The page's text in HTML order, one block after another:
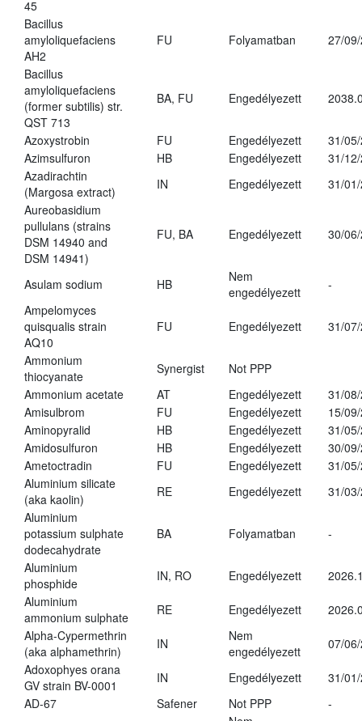
45
Bacillus
amyloliquefaciens
AH2
FU Folyamatban 27/
Bacillus
amyloliquefaciens
(former subtilis) str.
QST 713
BA, FU Engedélyezett
Azoxystrobin FU Engedélyezett
31/
Azimsulfuron
HB Engedélyezett
31/
Azadirachtin
(Margosa extract)
IN Engedélyezett
31/
Aureobasidium
pullulans (strains
DSM 14940 and
DSM 14941)
FU, BA Engedélyezett 30/
Asulam sodium HB
Nem
engedélyezett
-
Ampelomyces
quisqualis strain
AQ10
FU Engedélyezett 31/
Ammonium
thiocyanate
Synergist
Not PPP
Ammonium acetate
AT Engedélyezett
31/
Amisulbrom
FU Engedélyezett
15/
Aminopyralid
HB Engedélyezett
31/
Amidosulfuron
HB Engedélyezett
30/
Ametoctradin
FU Engedélyezett
31/
Aluminium silicate
(aka kaolin)
RE Engedélyezett
31/
Aluminium
potassium sulphate
dodecahydrate
BA Folyamatban -
Aluminium
phosphide
IN, RO Engedélyezett
Aluminium
ammonium sulphate
RE Engedélyezett
Alpha-Cypermethrin
(aka alphamethrin)
IN
Nem
engedélyezett
07/
Adoxophyes orana
GV strain BV-0001
IN Engedélyezett
31/
AD-67
Safener Not PPP -